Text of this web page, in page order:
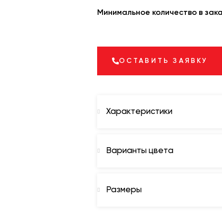
Минимальное количество в
ОСТАВИТЬ ЗАЯВКУ
Характеристики
Варианты цвета
Размеры